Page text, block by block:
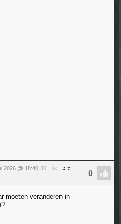
2026 @ 18:40:30 #3
moeten veranderen in